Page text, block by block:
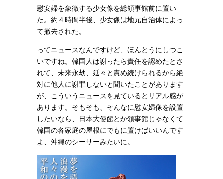
慰安婦を象徴する少女像を総領事館前に置い
た。約４時間半後、少女像は地元自治体によっ
て撤去された。
ってニュースなんですけど、ほんとうにしつこ
いですね。韓国人は謝ったら責任を認めたとさ
れて、未来永劫、延々と責め続けられるから絶
対に他人に謝罪しないと聞いたことがあります
が、こういうニュースを見ているとリアル感が
あります。そもそも、そんなに慰安婦像を設置
したいなら、日本大使館とか領事館じゃなくて
韓国の各家庭の屋根にでもに置けばいいんです
よ、沖縄のシーサーみたいに。